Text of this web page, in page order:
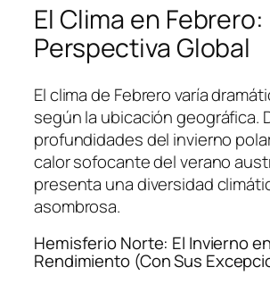
El Clima en
Perspectiva Global
El clima de Febrero varía
según la ubicación geográfica.
profundidades del invierno
calor sofocante del verano
presenta una diversidad
asombrosa.
Hemisferio Norte: El Invierno
Rendimiento (Con Sus